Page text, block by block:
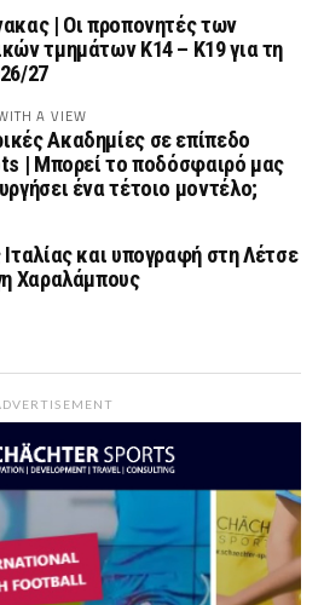
| Οι προπονητές των
τμημάτων Κ14 – Κ19 για τη
27
A VIEW
Ακαδημίες σε επίπεδο
| Μπορεί το ποδόσφαιρό μας
ένα τέτοιο μοντέλο;
Ιταλίας και υπογραφή στη Λέτσε
Χαραλάμπους